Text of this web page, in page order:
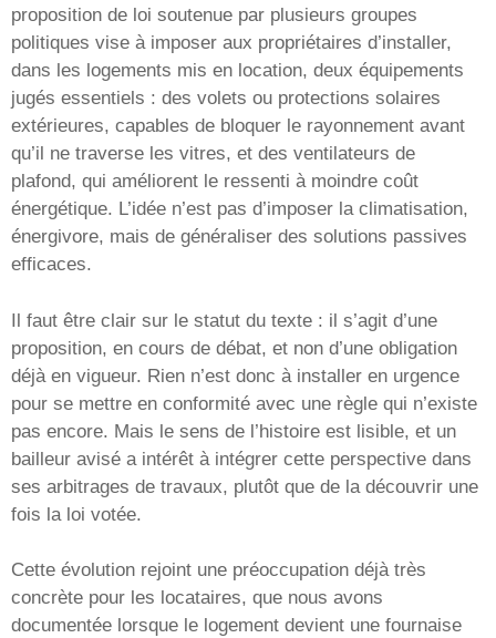
proposition de loi soutenue par plusieurs groupes
politiques vise à imposer aux propriétaires d’installer,
dans les logements mis en location, deux équipements
jugés essentiels : des volets ou protections solaires
extérieures, capables de bloquer le rayonnement avant
qu’il ne traverse les vitres, et des ventilateurs de
plafond, qui améliorent le ressenti à moindre coût
énergétique. L’idée n’est pas d’imposer la climatisation,
énergivore, mais de généraliser des solutions passives
efficaces.
Il faut être clair sur le statut du texte : il s’agit d’une
proposition, en cours de débat, et non d’une obligation
déjà en vigueur. Rien n’est donc à installer en urgence
pour se mettre en conformité avec une règle qui n’existe
pas encore. Mais le sens de l’histoire est lisible, et un
bailleur avisé a intérêt à intégrer cette perspective dans
ses arbitrages de travaux, plutôt que de la découvrir une
fois la loi votée.
Cette évolution rejoint une préoccupation déjà très
concrète pour les locataires, que nous avons
documentée lorsque le logement devient une fournaise